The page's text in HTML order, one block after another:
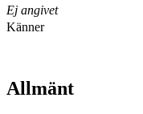
Ej angivet
Känner
Allmänt